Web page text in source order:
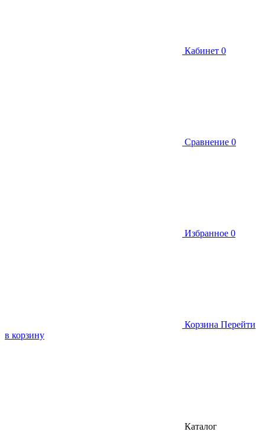
Кабинет 0
Сравнение 0
Избранное 0
Корзина Перейти
в корзину
Каталог